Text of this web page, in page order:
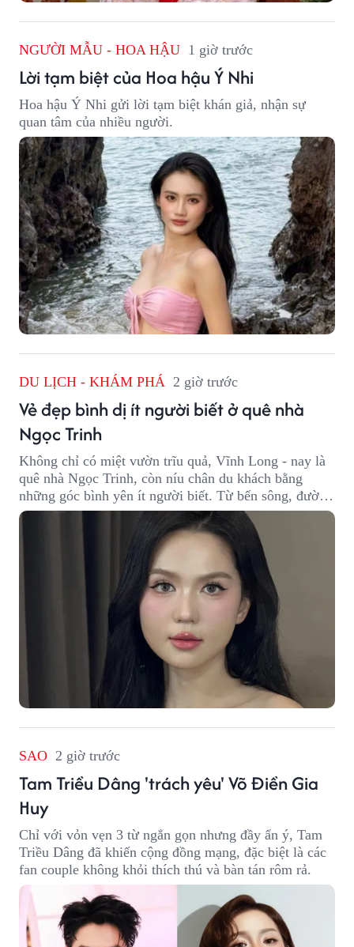
NGƯỜI MẪU - HOA HẬU 1 giờ trước
Lời tạm biệt của Hoa hậu Ý Nhi
Hoa hậu Ý Nhi gửi lời tạm biệt khán giả, nhận sự
quan tâm của nhiều người.
DU LỊCH - KHÁM PHÁ 2 giờ trước
Vẻ đẹp bình dị ít người biết ở quê nhà
Ngọc Trinh
Không chỉ có miệt vườn trĩu quả, Vĩnh Long - nay là
quê nhà Ngọc Trinh, còn níu chân du khách bằng
những góc bình yên ít người biết. Từ bến sông, đường
quê đến nhịp sống chậm rãi, tất cả tạo nên sức hút rất
riêng của vùng đất miền Tây.
SAO 2 giờ trước
Tam Triều Dâng 'trách yêu' Võ Điền Gia
Huy
Chỉ với vỏn vẹn 3 từ ngắn gọn nhưng đầy ẩn ý, Tam
Triều Dâng đã khiến cộng đồng mạng, đặc biệt là các
fan couple không khỏi thích thú và bàn tán rôm rả.